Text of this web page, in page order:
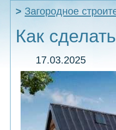
Загородное
Как
17.03.2025